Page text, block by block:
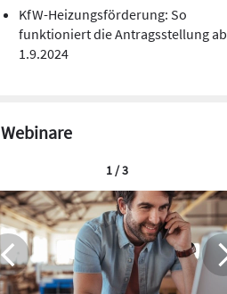
KfW-Heizungsförderung: So
funktioniert die Antragsstellung ab
1.9.2024
Webinare
1 / 3